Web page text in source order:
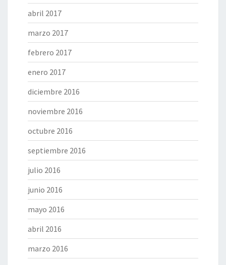
abril 2017
marzo 2017
febrero 2017
enero 2017
diciembre 2016
noviembre 2016
octubre 2016
septiembre 2016
julio 2016
junio 2016
mayo 2016
abril 2016
marzo 2016